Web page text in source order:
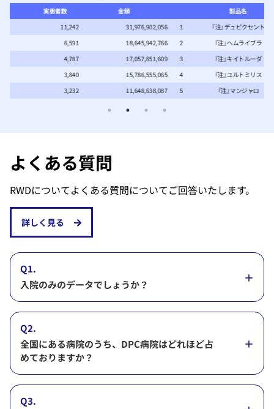
『注』デュピクセント 2,068
1,695,712,449
『注』ヘムライブラ
911,211,927
『注』キイトルーダ 313
901,967,164
『注』ユルトミリス
901,539,510
『注』マンジャロ 4,656 699,818,444
よくある質問
RWDについてよくある質問についてご回答いたします。
詳しく見る
Q1.
入院のみのデータでしょうか？
Q2.
全国にある病院のうち、DPC病院はどれほど占
めておりますか？
Q3.